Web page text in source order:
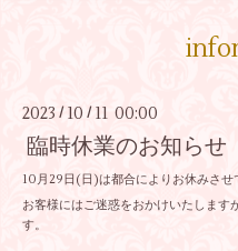
2023 / 10 / 11 00:00
臨時休業のお知らせ
10月29日(日)は都合によりお休みさせ
お客様にはご迷惑をおかけいたします
す。